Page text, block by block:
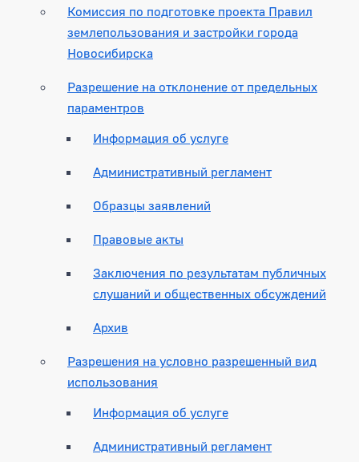
Комиссия по подготовке проекта Правил
землепользования и застройки города
Новосибирска
Разрешение на отклонение от предельных
параментров
Информация об услуге
Административный регламент
Образцы заявлений
Правовые акты
Заключения по результатам публичных
слушаний и общественных обсуждений
Архив
Разрешения на условно разрешенный вид
использования
Информация об услуге
Административный регламент